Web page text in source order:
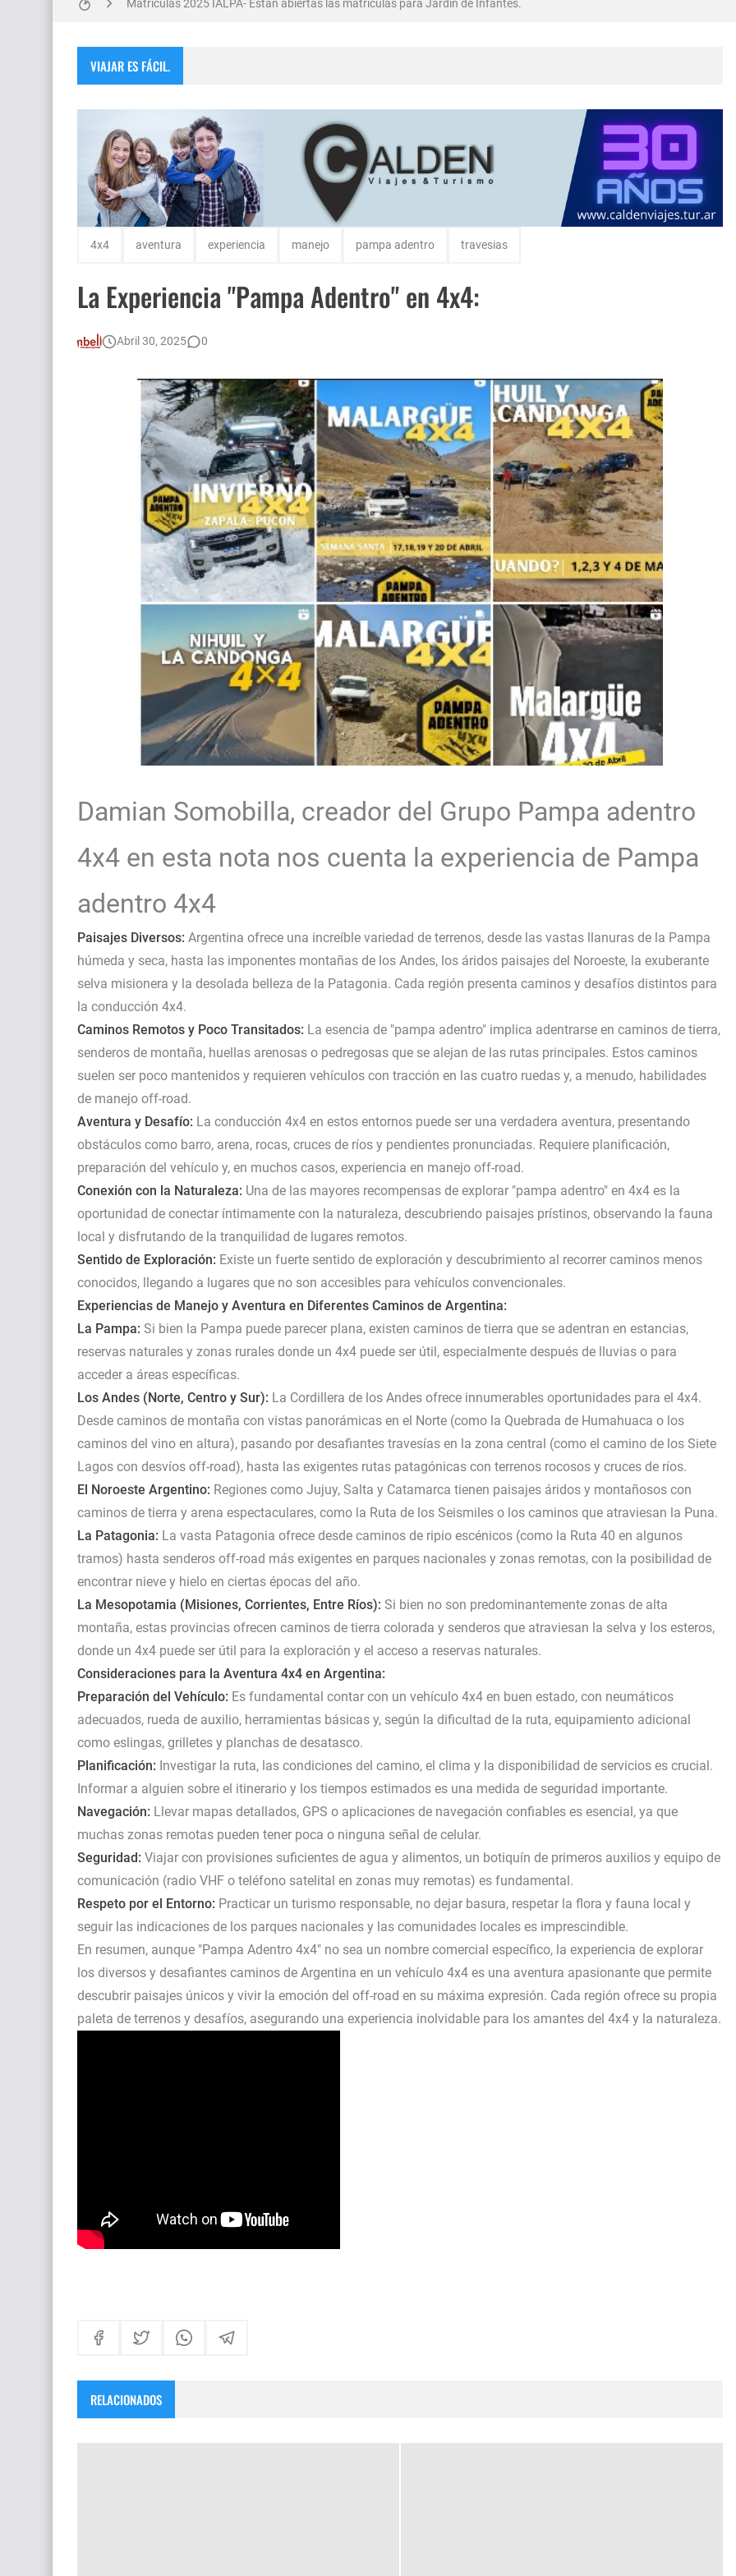
Matrículas 2025 IALPA- Estan abiertas las matrículas para Jardin de Infantes.
Escuela Sabática en su 172 aniversario se celebró en Intendente Alvear, La Pampa
Monte Hermoso, las playas mas cálidas con Norma Abadie.
VIAJAR ES FÁCIL.
4x4 aventura experiencia manejo pampa adentro travesias
La Experiencia "Pampa Adentro" en 4x4:
Abril 30, 2025 0
Damian Somobilla, creador del Grupo Pampa adentro
4x4 en esta nota nos cuenta la experiencia de Pampa
adentro 4x4
Paisajes Diversos: Argentina ofrece una increíble variedad de terrenos, desde las vastas llanuras de la Pampa
húmeda y seca, hasta las imponentes montañas de los Andes, los áridos paisajes del Noroeste, la exuberante
selva misionera y la desolada belleza de la Patagonia. Cada región presenta caminos y desafíos distintos para
la conducción 4x4.
Caminos Remotos y Poco Transitados: La esencia de "pampa adentro" implica adentrarse en caminos de tierra,
senderos de montaña, huellas arenosas o pedregosas que se alejan de las rutas principales. Estos caminos
suelen ser poco mantenidos y requieren vehículos con tracción en las cuatro ruedas y, a menudo, habilidades
de manejo off-road.
Aventura y Desafío: La conducción 4x4 en estos entornos puede ser una verdadera aventura, presentando
obstáculos como barro, arena, rocas, cruces de ríos y pendientes pronunciadas. Requiere planificación,
preparación del vehículo y, en muchos casos, experiencia en manejo off-road.
Conexión con la Naturaleza: Una de las mayores recompensas de explorar "pampa adentro" en 4x4 es la
oportunidad de conectar íntimamente con la naturaleza, descubriendo paisajes prístinos, observando la fauna
local y disfrutando de la tranquilidad de lugares remotos.
Sentido de Exploración: Existe un fuerte sentido de exploración y descubrimiento al recorrer caminos menos
conocidos, llegando a lugares que no son accesibles para vehículos convencionales.
Experiencias de Manejo y Aventura en Diferentes Caminos de Argentina:
La Pampa: Si bien la Pampa puede parecer plana, existen caminos de tierra que se adentran en estancias,
reservas naturales y zonas rurales donde un 4x4 puede ser útil, especialmente después de lluvias o para
acceder a áreas específicas.
Los Andes (Norte, Centro y Sur): La Cordillera de los Andes ofrece innumerables oportunidades para el 4x4.
Desde caminos de montaña con vistas panorámicas en el Norte (como la Quebrada de Humahuaca o los
caminos del vino en altura), pasando por desafiantes travesías en la zona central (como el camino de los Siete
Lagos con desvíos off-road), hasta las exigentes rutas patagónicas con terrenos rocosos y cruces de ríos.
El Noroeste Argentino: Regiones como Jujuy, Salta y Catamarca tienen paisajes áridos y montañosos con
caminos de tierra y arena espectaculares, como la Ruta de los Seismiles o los caminos que atraviesan la Puna.
La Patagonia: La vasta Patagonia ofrece desde caminos de ripio escénicos (como la Ruta 40 en algunos
tramos) hasta senderos off-road más exigentes en parques nacionales y zonas remotas, con la posibilidad de
encontrar nieve y hielo en ciertas épocas del año.
La Mesopotamia (Misiones, Corrientes, Entre Ríos): Si bien no son predominantemente zonas de alta
montaña, estas provincias ofrecen caminos de tierra colorada y senderos que atraviesan la selva y los esteros,
donde un 4x4 puede ser útil para la exploración y el acceso a reservas naturales.
Consideraciones para la Aventura 4x4 en Argentina:
Preparación del Vehículo: Es fundamental contar con un vehículo 4x4 en buen estado, con neumáticos
adecuados, rueda de auxilio, herramientas básicas y, según la dificultad de la ruta, equipamiento adicional
como eslingas, grilletes y planchas de desatasco.
Planificación: Investigar la ruta, las condiciones del camino, el clima y la disponibilidad de servicios es crucial.
Informar a alguien sobre el itinerario y los tiempos estimados es una medida de seguridad importante.
Navegación: Llevar mapas detallados, GPS o aplicaciones de navegación confiables es esencial, ya que
muchas zonas remotas pueden tener poca o ninguna señal de celular.
Seguridad: Viajar con provisiones suficientes de agua y alimentos, un botiquín de primeros auxilios y equipo de
comunicación (radio VHF o teléfono satelital en zonas muy remotas) es fundamental.
Respeto por el Entorno: Practicar un turismo responsable, no dejar basura, respetar la flora y fauna local y
seguir las indicaciones de los parques nacionales y las comunidades locales es imprescindible.
En resumen, aunque "Pampa Adentro 4x4" no sea un nombre comercial específico, la experiencia de explorar
los diversos y desafiantes caminos de Argentina en un vehículo 4x4 es una aventura apasionante que permite
descubrir paisajes únicos y vivir la emoción del off-road en su máxima expresión. Cada región ofrece su propia
paleta de terrenos y desafíos, asegurando una experiencia inolvidable para los amantes del 4x4 y la naturaleza.
RELACIONADOS